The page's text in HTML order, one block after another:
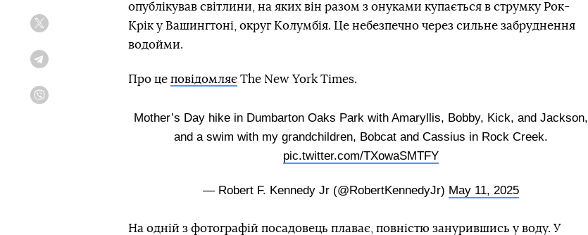
опублікував світлини, на яких він разом з онуками купається в струмку Рок-
Крік у Вашингтоні, округ Колумбія. Це небезпечно через сильне забруднення
водойми.
Про це повідомляє The New York Times.
Mother’s Day hike in Dumbarton Oaks Park with Amaryllis, Bobby, Kick, and Jackson,
and a swim with my grandchildren, Bobcat and Cassius in Rock Creek.
pic.twitter.com/TXowaSMTFY
— Robert F. Kennedy Jr (@RobertKennedyJr) May 11, 2025
На одній з фотографій посадовець плаває, повністю занурившись у воду. У